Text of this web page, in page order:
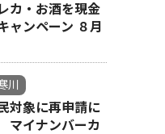
カ・お酒を現金
ンペーン ８月
川
対象に再申請に
マイナンバーカ